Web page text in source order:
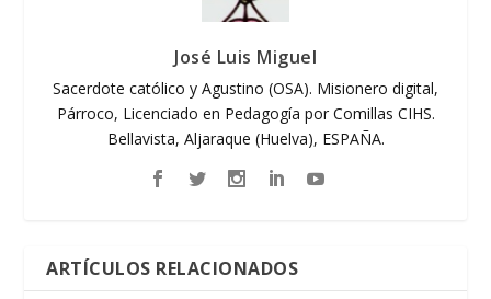
José Luis Miguel
Sacerdote católico y Agustino (OSA). Misionero digital,
Párroco, Licenciado en Pedagogía por Comillas CIHS.
Bellavista, Aljaraque (Huelva), ESPAÑA.
ARTÍCULOS RELACIONADOS